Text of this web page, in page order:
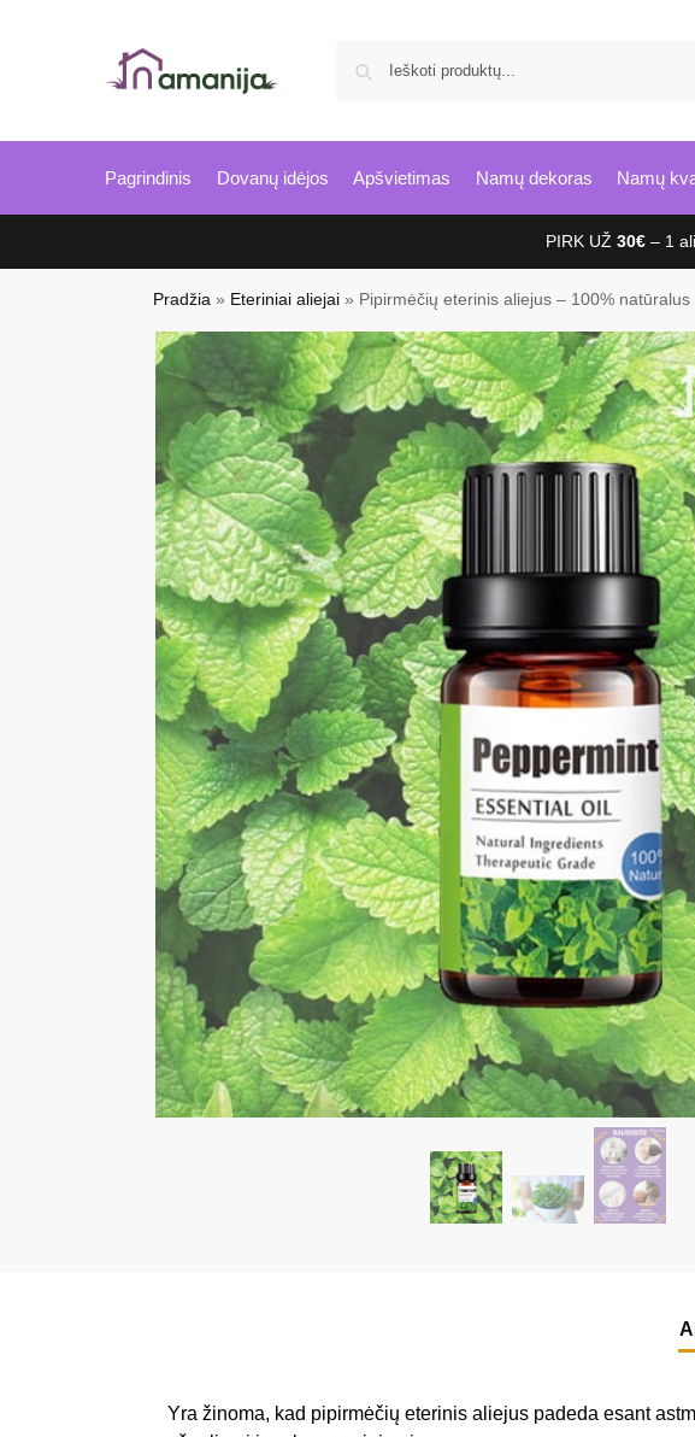
Pagrindinis Dovanų idėjos Apšvietimas Namų dekoras Namų
PIRK UŽ 30€ – 1
Pradžia » Eteriniai aliejai » Pipirmėčių eterinis aliejus – 100% natūralus
Yra žinoma, kad pipirmėčių eterinis aliejus padeda esant